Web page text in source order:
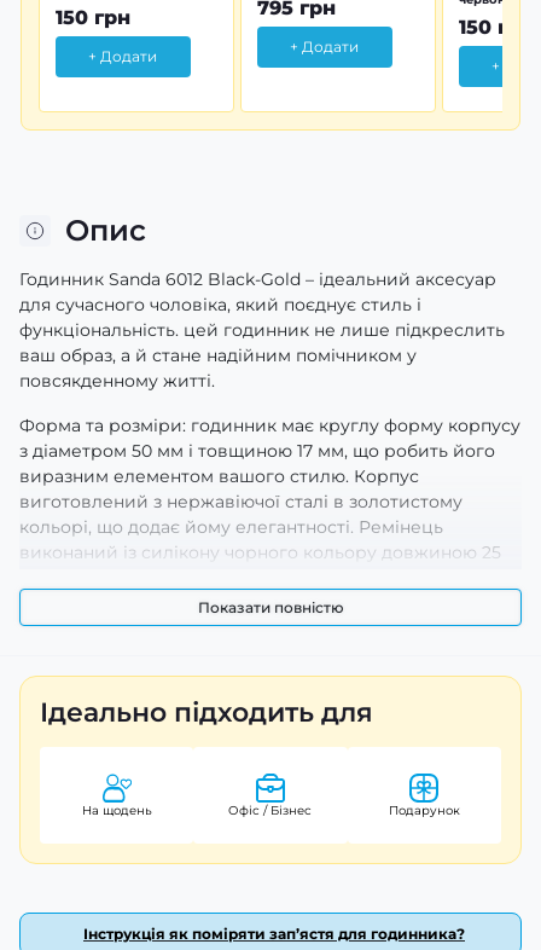
150 грн
+ Додати
795 грн
+ Додати
150 грн
+
Опис
Годинник Sanda 6012 Black-Gold – ідеальний аксесуар
для сучасного чоловіка, який поєднує стиль і
функціональність. цей годинник не лише підкреслить
ваш образ, а й стане надійним помічником у
повсякденному житті.
Форма та розміри: годинник має круглу форму корпусу
з діаметром 50 мм і товщиною 17 мм, що робить його
виразним елементом вашого стилю. Корпус
виготовлений з нержавіючої сталі в золотистому
кольорі, що додає йому елегантності. Ремінець
виконаний із силікону чорного кольору довжиною 25
щоденному носінні завдяки класичній застібці.
кварцовим та електронним механізмом із
комбінованим циферблатом. Ви отримаєте доступ до
безлічі корисних функцій:
хвилини
секунди
день тижня
місяць
Додатково передбачені будильник і секундомір для
Показати повністю
Ідеально підходить для
На щодень Офіс / Бізнес Подарунок
Інструкція як поміряти зап’ястя для годинника?